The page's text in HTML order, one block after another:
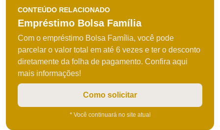
CONTEÚDO RELACIONADO
Empréstimo Bolsa Família
Com o empréstimo Bolsa Família, você pode
parcelar o valor total em até 6 vezes e ter o desconto
diretamente da folha de pagamento. Confira aqui
mais informações!
Como solicitar
* Você continuará no site atual